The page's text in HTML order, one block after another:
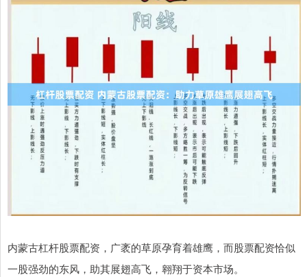
内蒙古杠杆股票配资，广袤的草原孕育着雄鹰，而股票配资恰似
一股强劲的东风，助其展翅高飞，翱翔于资本市场。